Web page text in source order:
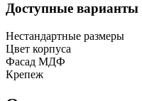
Доступные варианты
Нестандартные размеры
Цвет корпуса
Фасад МДФ
Крепеж